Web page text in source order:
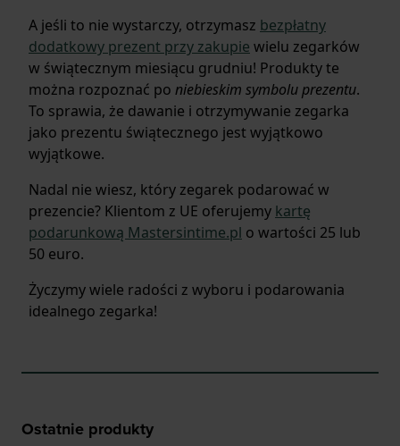
A jeśli to nie wystarczy, otrzymasz bezpłatny
dodatkowy prezent przy zakupie wielu zegarków
w świątecznym miesiącu grudniu! Produkty te
można rozpoznać po niebieskim symbolu prezentu.
To sprawia, że dawanie i otrzymywanie zegarka
jako prezentu świątecznego jest wyjątkowo
wyjątkowe.
Nadal nie wiesz, który zegarek podarować w
prezencie? Klientom z UE oferujemy kartę
podarunkową Mastersintime.pl o wartości 25 lub
50 euro.
Życzymy wiele radości z wyboru i podarowania
idealnego zegarka!
Ostatnie produkty